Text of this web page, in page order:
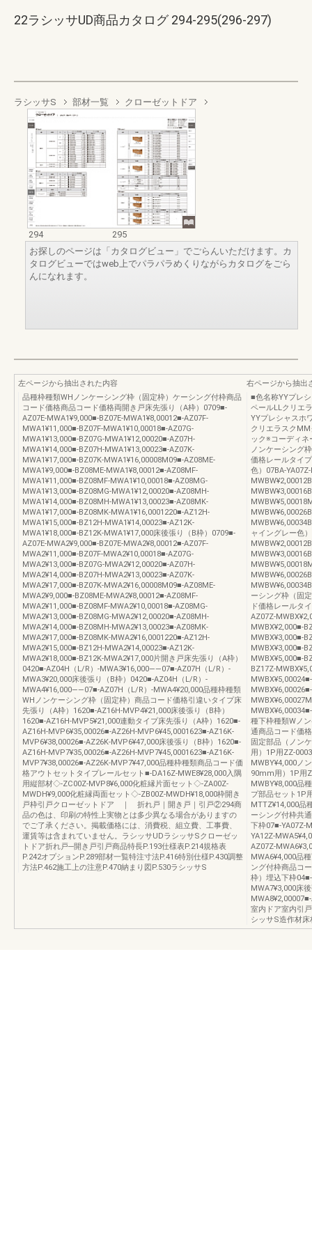
22ラシッサUD商品カタログ 294-295(296-297)
ラシッサS 部材一覧 クローゼットドア
294
295
お探しのページは「カタログビュー」でごらんいただけます。カ
タログビューではweb上でパラパラめくりながらカタログをごら
んになれます。
左ページから抽出された内容
品種枠種類WHノンケーシング枠（固定枠）ケーシング付枠商品
コード価格商品コード価格両開き戸床先張り（A枠）0709■-
AZ07E-MWA1¥9,000■-BZ07E-MWA1¥8,00012■-AZ07F-
MWA1¥11,000■-BZ07F-MWA1¥10,00018■-AZ07G-
MWA1¥13,000■-BZ07G-MWA1¥12,00020■-AZ07H-
MWA1¥14,000■-BZ07H-MWA1¥13,00023■-AZ07K-
MWA1¥17,000■-BZ07K-MWA1¥16,00008M09■-AZ08ME-
MWA1¥9,000■-BZ08ME-MWA1¥8,00012■-AZ08MF-
MWA1¥11,000■-BZ08MF-MWA1¥10,00018■-AZ08MG-
MWA1¥13,000■-BZ08MG-MWA1¥12,00020■-AZ08MH-
MWA1¥14,000■-BZ08MH-MWA1¥13,00023■-AZ08MK-
MWA1¥17,000■-BZ08MK-MWA1¥16,0001220■-AZ12H-
MWA1¥15,000■-BZ12H-MWA1¥14,00023■-AZ12K-
MWA1¥18,000■-BZ12K-MWA1¥17,000床後張り（B枠）0709■-
AZ07E-MWA2¥9,000■-BZ07E-MWA2¥8,00012■-AZ07F-
MWA2¥11,000■-BZ07F-MWA2¥10,00018■-AZ07G-
MWA2¥13,000■-BZ07G-MWA2¥12,00020■-AZ07H-
MWA2¥14,000■-BZ07H-MWA2¥13,00023■-AZ07K-
MWA2¥17,000■-BZ07K-MWA2¥16,00008M09■-AZ08ME-
MWA2¥9,000■-BZ08ME-MWA2¥8,00012■-AZ08MF-
MWA2¥11,000■-BZ08MF-MWA2¥10,00018■-AZ08MG-
MWA2¥13,000■-BZ08MG-MWA2¥12,00020■-AZ08MH-
MWA2¥14,000■-BZ08MH-MWA2¥13,00023■-AZ08MK-
MWA2¥17,000■-BZ08MK-MWA2¥16,0001220■-AZ12H-
MWA2¥15,000■-BZ12H-MWA2¥14,00023■-AZ12K-
MWA2¥18,000■-BZ12K-MWA2¥17,000片開き戸床先張り（A枠）
0420■-AZ04H（L/R）-MWA3¥16,000——07■-AZ07H（L/R）-
MWA3¥20,000床後張り（B枠）0420■-AZ04H（L/R）-
MWA4¥16,000——07■-AZ07H（L/R）-MWA4¥20,000品種枠種類
WHノンケーシング枠（固定枠）商品コード価格引違いタイプ床
先張り（A枠）1620■-AZ16H-MVP4¥21,000床後張り（B枠）
1620■-AZ16H-MVP5¥21,000連動タイプ床先張り（A枠）1620■-
AZ16H-MVP6¥35,00026■-AZ26H-MVP6¥45,0001623■-AZ16K-
MVP6¥38,00026■-AZ26K-MVP6¥47,000床後張り（B枠）1620■-
AZ16H-MVP7¥35,00026■-AZ26H-MVP7¥45,0001623■-AZ16K-
MVP7¥38,00026■-AZ26K-MVP7¥47,000品種枠種類商品コード価
格アウトセットタイプレールセット■-DA16Z-MWE8¥28,000入隅
用縦部材◇-ZC00Z-MVP8¥6,000化粧縁片面セット◇-ZA00Z-
MWDH¥9,000化粧縁両面セット◇-ZB00Z-MWDH¥18,000枠開き
戸枠引戸クローゼットドア ｜ 折れ戸｜開き戸｜引戸②294商
品の色は、印刷の特性上実物とは多少異なる場合がありますの
でご了承ください。掲載価格には、消費税、組立費、工事費、
運賃等は含まれていません。ラシッサUDラシッサSクローゼッ
トドア折れ戸─開き戸引戸商品特長P.193仕様表P.214規格表
P.242オプションP.289部材一覧特注寸法P.416特別仕様P.430調整
方法P.462施工上の注意P.470納まり図P.530ラシッサS
右ページから抽出
■色名称YYプレ
ペールLLクリエ
YYプレシャスホ
クリエラスク
ック※コーディネ
ノンケーシング
価格レールタイ
色）07BA-
ャイングレー色
ーシング枠（固
ド価格レールタ
AZ07Z-
MWBX¥2,000■-
MWBX¥3,000■-
MWBX¥3,000■-
MWBX¥5,000■-
BZ17Z-
種下枠種類Wノ
通商品コード価
固定部品（ノン
用）1P用ZZ-
MWBY¥4,000ノ
90mm用）1P用
MWBY¥8,000品
プ部品セット1P
MTTZ¥14,000品
ーシング付枠共
下枠07■-YA07Z-
YA12Z-
AZ07Z-
MWA6¥4,000品
ング付枠商品コ
枠）埋込下枠
MWA7¥3,000床
室内ドア室内引
シッサS造作材